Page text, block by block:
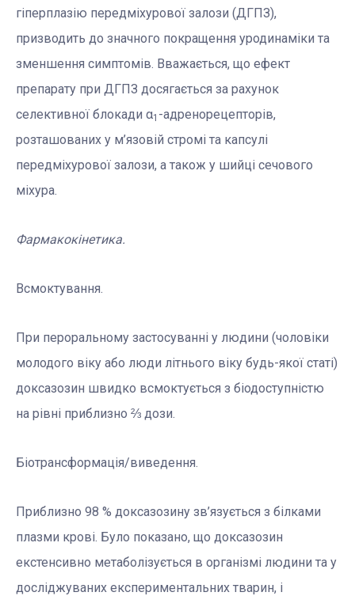
гіперплазію передміхурової залози (ДГПЗ),
призводить до значного покращення уродинаміки та
зменшення симптомів. Вважається, що ефект
препарату при ДГПЗ досягається за рахунок
селективної блокади α1 -адренорецепторів,
розташованих у м’язовій стромі та капсулі
передміхурової залози, а також у шийці сечового
міхура.
Фармакокінетика.
Всмоктування.
При пероральному застосуванні у людини (чоловіки
молодого віку або люди літнього віку будь-якої статі)
доксазозин швидко всмоктується з біодоступністю
на рівні приблизно ⅔ дози.
Біотрансформація/виведення.
Приблизно 98 % доксазозину зв’язується з білками
плазми крові. Було показано, що доксазозин
екстенсивно метаболізується в організмі людини та у
досліджуваних експериментальних тварин, і